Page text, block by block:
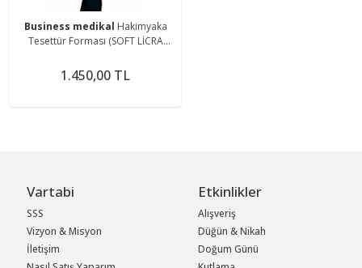
Business medikal Hakimyaka
Tesettür Forması (SOFT LİCRA
1.450,00 TL
Vartabi
SSS
Vizyon & Misyon
İletişim
Etkinlikler
Alışveriş
Düğün & Nikah
Doğum Günü